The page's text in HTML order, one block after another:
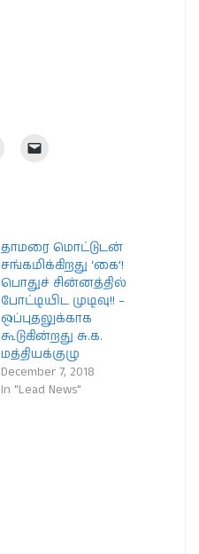
தாமரை மொட்டுடன்
சங்கமிக்கிறது ‘கை’!
பொதுச் சின்னத்தில்
போட்டியிட முடிவு!! –
ஒப்புதலுக்காக
கூடுகின்றது சு.க.
மத்தியக்குழு
December 7, 2018
In "Lead News"